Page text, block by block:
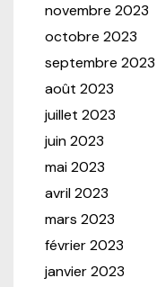
novembre 2023
octobre 2023
septembre 2023
août 2023
juillet 2023
juin 2023
mai 2023
avril 2023
mars 2023
février 2023
janvier 2023